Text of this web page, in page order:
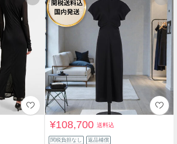
¥108,700送料込
関税負担なし 返品補償